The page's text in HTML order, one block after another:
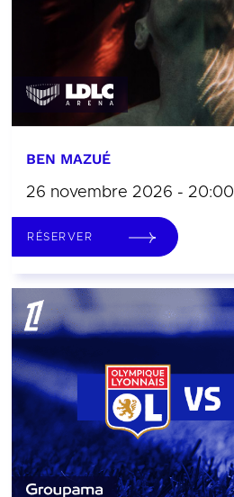
BEN MAZUÉ
26 novembre 2026 - 20:00
RÉSERVER